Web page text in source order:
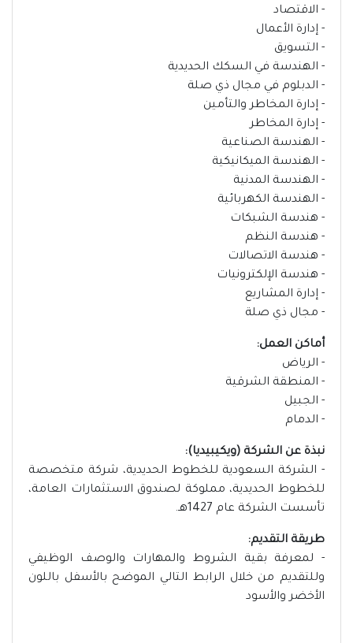
- الاقتصاد
- إدارة الأعمال
- التسويق
- الهندسة في السكك الحديدية
- الدبلوم في مجال ذي صلة
- إدارة المخاطر والتأمين
- إدارة المخاطر
- الهندسة الصناعية
- الهندسة الميكانيكية
- الهندسة المدنية
- الهندسة الكهربائية
- هندسة الشبكات
- هندسة النظم
- هندسة الاتصالات
- هندسة الإلكترونيات
- إدارة المشاريع
- مجال ذي صلة
أماكن العمل:
- الرياض
- المنطقة الشرقية
- الجبيل
- الدمام
نبذة عن الشركة (ويكيبيديا):
- الشركة السعودية للخطوط الحديدية، شركة متخصصة
للخطوط الحديدية، مملوكة لصندوق الاستثمارات العامة،
تأسست الشركة عام 1427هـ.
طريقة التقديم:
- لمعرفة بقية الشروط والمهارات والوصف الوظيفي
وللتقديم من خلال الرابط التالي الموضح بالأسفل باللون
الأخضر والأسود